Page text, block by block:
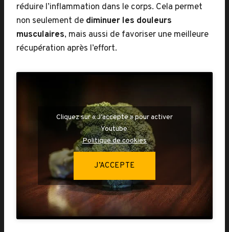
réduire l’inflammation dans le corps. Cela permet
non seulement de diminuer les douleurs
musculaires, mais aussi de favoriser une meilleure
récupération après l’effort.
Cliquez sur « J’accepte » pour activer
Youtube
Politique de cookies
J’ACCEPTE